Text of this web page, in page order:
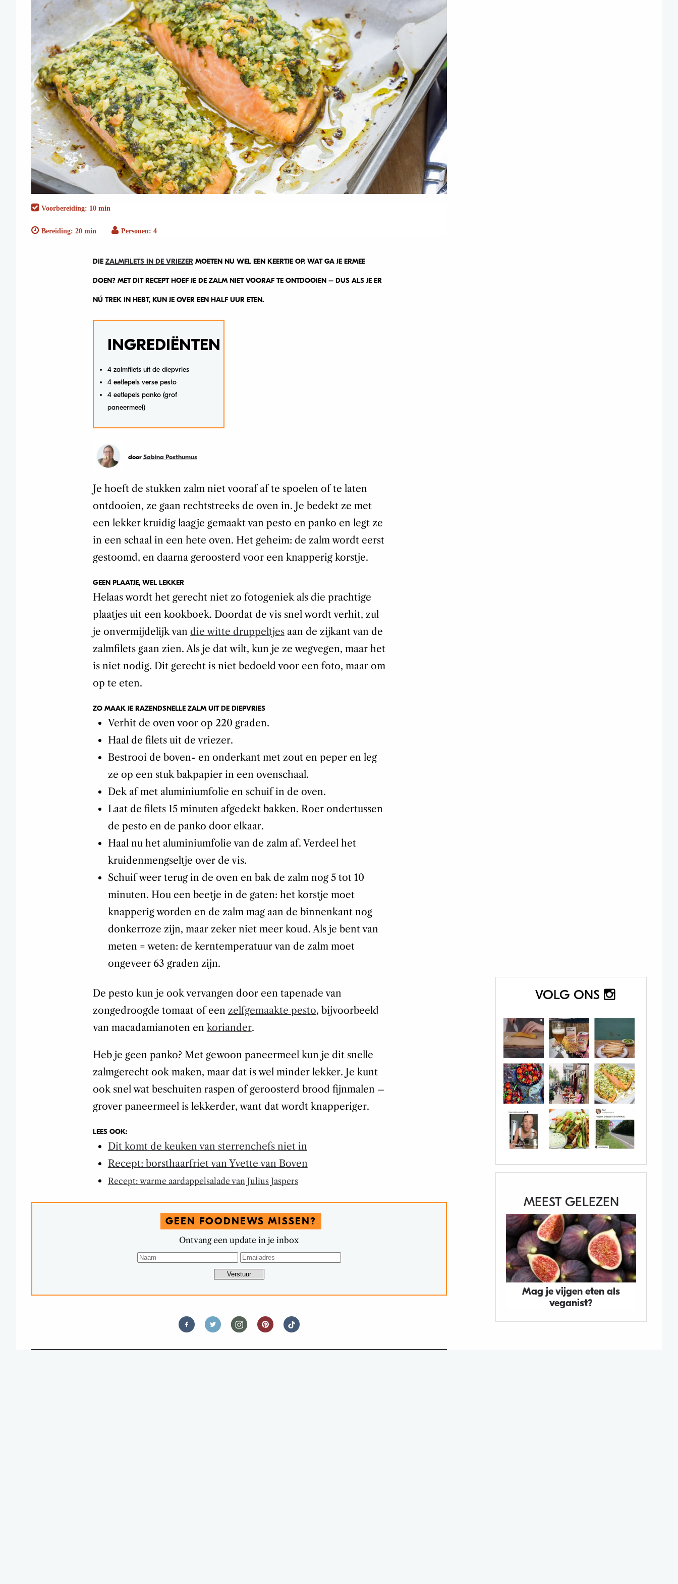
VOLG ONS
MEEST GELEZEN
Mag je vijgen eten als
veganist?
Voorbereiding: 10 min
Bereiding: 20 min Personen: 4
DIE ZALMFILETS IN DE VRIEZERMOETEN NU WEL EEN KEERTJE OP. WAT GA JE ERMEE
DOEN? MET DIT RECEPT HOEF JE DE ZALM NIET VOORAF TE ONTDOOIEN – DUS ALS JE ER
NÚ TREK IN HEBT, KUN JE OVER EEN HALF UUR ETEN.
INGREDIËNTEN
4 zalmfilets uit de diepvries
4 eetlepels verse pesto
4 eetlepels panko (grof
paneermeel)
door Sabina Posthumus
Je hoeft de stukken zalm niet vooraf af te spoelen of te laten
ontdooien, ze gaan rechtstreeks de oven in. Je bedekt ze met
een lekker kruidig laagje gemaakt van pesto en panko en legt ze
in een schaal in een hete oven. Het geheim: de zalm wordt eerst
gestoomd, en daarna geroosterd voor een knapperig korstje.
GEEN PLAATJE, WEL LEKKER
Helaas wordt het gerecht niet zo fotogeniek als die prachtige
plaatjes uit een kookboek. Doordat de vis snel wordt verhit, zul
je onvermijdelijk van die witte druppeltjesaan de zijkant van de
zalmfilets gaan zien. Als je dat wilt, kun je ze wegvegen, maar het
is niet nodig. Dit gerecht is niet bedoeld voor een foto, maar om
op te eten.
ZO MAAK JE RAZENDSNELLE ZALM UIT DE DIEPVRIES
Verhit de oven voor op 220 graden.
Haal de filets uit de vriezer.
Bestrooi de boven- en onderkant met zout en peper en leg
ze op een stuk bakpapier in een ovenschaal.
Dek af met aluminiumfolie en schuif in de oven.
Laat de filets 15 minuten afgedekt bakken. Roer ondertussen
de pesto en de panko door elkaar.
Haal nu het aluminiumfolie van de zalm af. Verdeel het
kruidenmengseltje over de vis.
Schuif weer terug in de oven en bak de zalm nog 5 tot 10
minuten. Hou een beetje in de gaten: het korstje moet
knapperig worden en de zalm mag aan de binnenkant nog
donkerroze zijn, maar zeker niet meer koud. Als je bent van
meten = weten: de kerntemperatuur van de zalm moet
ongeveer 63 graden zijn.
De pesto kun je ook vervangen door een tapenade van
zongedroogde tomaat of een zelfgemaakte pesto, bijvoorbeeld
van macadamianoten en koriander.
Heb je geen panko? Met gewoon paneermeel kun je dit snelle
zalmgerecht ook maken, maar dat is wel minder lekker. Je kunt
ook snel wat beschuiten raspen of geroosterd brood fijnmalen –
grover paneermeel is lekkerder, want dat wordt knapperiger.
LEES OOK:
Dit komt de keuken van sterrenchefs niet in
Recept: borsthaarfriet van Yvette van Boven
Recept: warme aardappelsalade van Julius Jaspers
GEEN FOODNEWS MISSEN?
Ontvang een update in je inbox